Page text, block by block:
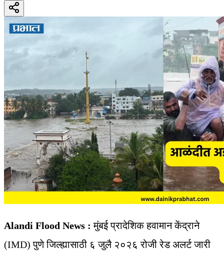
Alandi Flood News : मुंबई प्रादेशिक हवामान केंद्राने
(IMD) पुणे जिल्ह्यासाठी ६ जुलै २०२६ रोजी रेड अलर्ट जारी